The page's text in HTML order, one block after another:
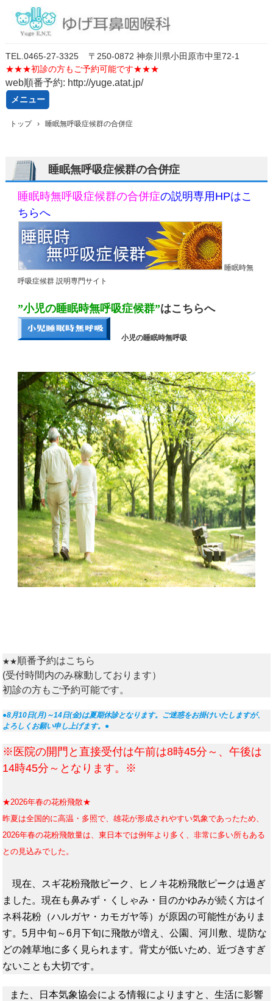
TEL. 0465-27-3325
〒250-0872 神奈川県小田原市中里72-1
★★★初診の方もご予約可能です★★★
web順番予約: http://yuge.atat.jp/
メニュー
トップ › 睡眠無呼吸症候群の合併症
睡眠無呼吸症候群の合併症
睡眠時無呼吸症候群の合併症の説明専用HPはこ
ちらへ
睡眠時無
呼吸症候群 説明専門サイト
”小児の睡眠時無呼吸症候群”はこちらへ
小児の睡眠時無呼吸
★★順番予約はこちら
(受付時間内のみ稼動しております）
初診の方もご予約可能です。
●8月10日(月)～14日(金)は夏期休診となります。ご迷惑をお掛けいたしますが、
よろしくお願い申し上げます。●
※医院の開門と直接受付は午前は8時45分～、午後は
14時45分～となります。※
★2026年春の花粉飛散★
昨夏は全国的に高温・多照で、雄花が形成されやすい気象であったため、
2026年春の花粉飛散量は、東日本では例年より多く、非常に多い所もある
との見込みでした。
現在、スギ花粉飛散ピーク、ヒノキ花粉飛散ピークは過ぎ
ました。現在も鼻みず・くしゃみ・目のかゆみが続く方はイ
ネ科花粉（ハルガヤ・カモガヤ等）が原因の可能性がありま
す。5月中旬～6月下旬に飛散が増え、公園、河川敷、堤防な
どの雑草地に多く見られます。背丈が低いため、近づきすぎ
ないことも大切です。
また、日本気象協会による情報によりますと、生活に影響